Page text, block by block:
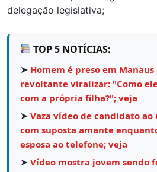
delegação legislativa;
TOP 5 NOTÍCIAS:
➤ Homem é preso em
revoltante viralizar: "Como
com a própria filha?"; veja
➤ Vaza vídeo de candidato ao
com suposta amante
esposa ao telefone; veja
➤ Vídeo mostra jovem sendo